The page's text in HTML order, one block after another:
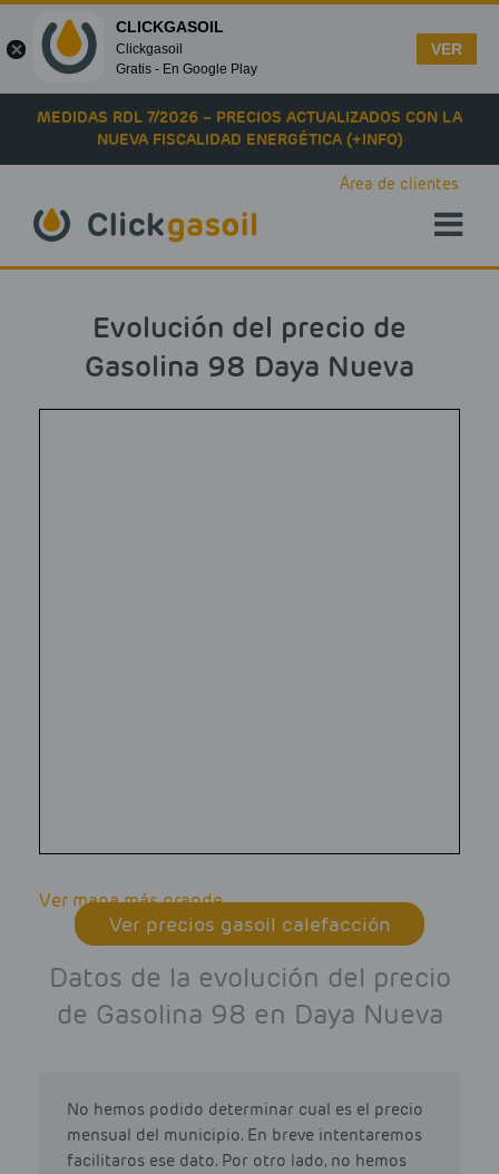
Skip to main content
MEDIDAS RDL 7/2026 – PRECIOS ACTUALIZADOS CON LA
NUEVA FISCALIDAD ENERGÉTICA (+INFO)
Área de clientes
Evolución del precio de
Gasolina 98 Daya Nueva
Ver mapa más grande
Ver precios gasoil calefacción
Datos de la evolución del precio
de Gasolina 98 en Daya Nueva
No hemos podido determinar cual es el precio
mensual del municipio. En breve intentaremos
facilitaros ese dato. Por otro lado, no hemos
CLICKGASOIL
Clickgasoil
Gratis - En Google Play
VER